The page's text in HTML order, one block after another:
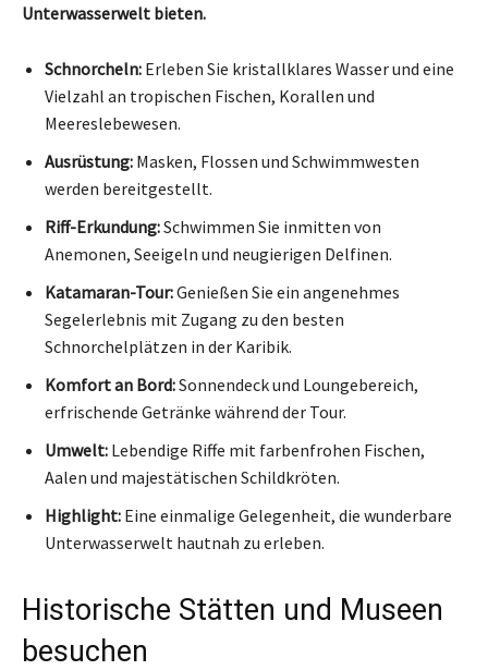
Unterwasserwelt bieten.
Schnorcheln: Erleben Sie kristallklares Wasser und eine
Vielzahl an tropischen Fischen, Korallen und
Meereslebewesen.
Ausrüstung: Masken, Flossen und Schwimmwesten
werden bereitgestellt.
Riff-Erkundung:Schwimmen Sie inmitten von
Anemonen, Seeigeln und neugierigen Delfinen.
Katamaran-Tour:Genießen Sie ein angenehmes
Segelerlebnis mit Zugang zu den besten
Schnorchelplätzen in der Karibik.
Komfort an Bord:Sonnendeck und Loungebereich,
erfrischende Getränke während der Tour.
Umwelt: Lebendige Riffe mit farbenfrohen Fischen,
Aalen und majestätischen Schildkröten.
Highlight: Eine einmalige Gelegenheit, die wunderbare
Unterwasserwelt hautnah zu erleben.
Historische Stätten und Museen
besuchen